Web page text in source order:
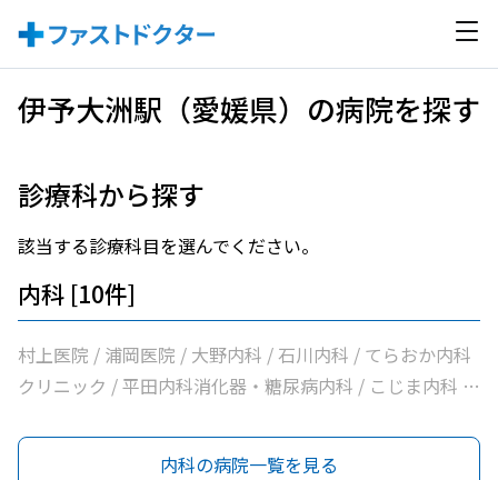
伊予大洲駅（愛媛県）の病院を探す
診療科から探す
該当する診療科目を選んでください。
内科 [10件]
村上医院 / 浦岡医院 / 大野内科 / 石川内科 / てらおか内科
クリニック / 平田内科消化器・糖尿病内科 / こじま内科 /
法人北斗会大洲中央病院
内科の病院一覧を見る